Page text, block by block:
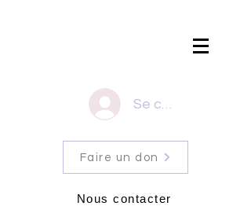
Se connecter
Faire un don
Nous contacter